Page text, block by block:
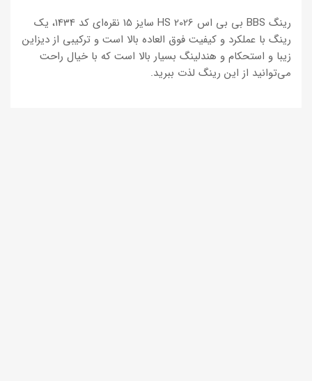
رینگ BBS بی بی اس 2026 HS سایز 15 نقره‌ای کد 1434، یک
رینگ با عملکرد و کیفیت فوق العاده بالا است و ترکیبی از دیزاین
زیبا و استحکام و هندلینگ بسیار بالا است که با خیال راحت
می‌توانید از این رینگ لذت ببرید.